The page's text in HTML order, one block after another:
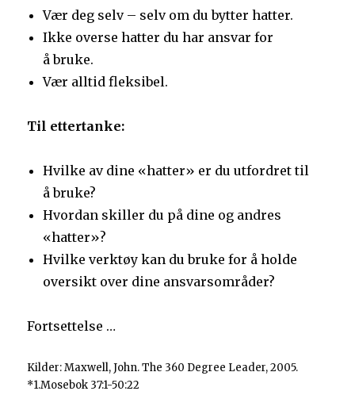
Vær deg selv – selv om du bytter hatter.
Ikke overse hatter du har ansvar for
å bruke.
Vær alltid fleksibel.
Til ettertanke:
Hvilke av dine «hatter» er du utfordret til
å bruke?
Hvordan skiller du på dine og andres
«hatter»?
Hvilke verktøy kan du bruke for å holde
oversikt over dine ansvarsområder?
Fortsettelse …
Kilder: Maxwell, John. The 360 Degree Leader, 2005.
*1.Mosebok 37:1-50:22